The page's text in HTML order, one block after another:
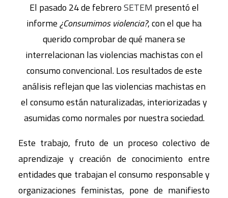
El pasado 24 de febreroSETEM presentó el
informe¿Consumimos violencia?, con el que ha
querido comprobar de qué manera se
interrelacionan las violencias machistas con el
consumo convencional. Los resultados de este
análisis reflejan que las violencias machistas en
el consumo están naturalizadas, interiorizadas y
asumidas como normales por nuestra sociedad.
Este trabajo, fruto de un proceso colectivo de
aprendizaje y creación de conocimiento entre
entidades que trabajan el consumo responsable y
organizaciones feministas, pone de manifiesto